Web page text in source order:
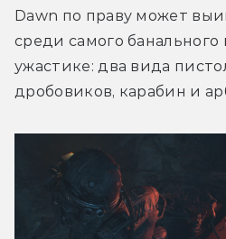
Dawn по праву может
среди самого банального
ужастике: два вида
дробовиков, карабин и